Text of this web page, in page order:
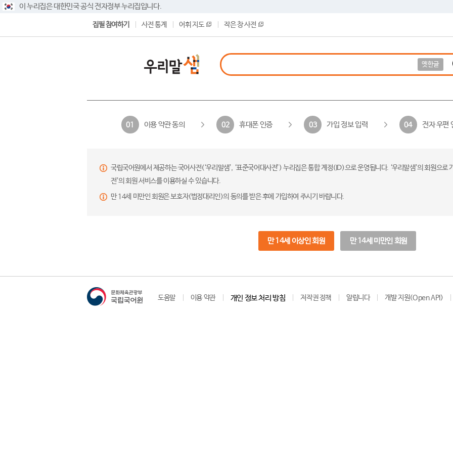
이 누리집은 대한민국 공식 전자정부 누리집입니다.
집필 참여하기 사전 통계 어휘 지도 작은 창 사전
옛한글
01 이용 약관 동의 02 휴대폰 인증 03 가입 정보 입력 04 전자 우편
국립국어원에서 제공하는 국어사전(‘우리말샘’, ‘표준국어대사전’) 누리집은 통합 계정(ID)으로 운영됩니다. ‘우리말샘’의 회원으
전’의 회원 서비스를 이용하실 수 있습니다.
만 14세 미만인 회원은 보호자(법정대리인)의 동의를 받은 후에 가입하여 주시기 바랍니다.
만 14세 이상인 회원 만 14세 미만인 회원
도움말 이용 약관 개인 정보 처리 방침 저작권 정책 알립니다 개발 지원(Open API)